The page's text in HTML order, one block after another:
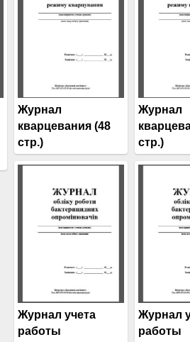
Журнал
кварцевания (48
стр.)
Журнал
стр.)
Журнал учета
работы
Журнал
работы